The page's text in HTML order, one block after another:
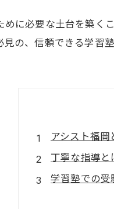
に必要な土台を築く
の、信頼できる学習
アシスト福岡
丁寧な指導と
学習塾での受
アシスト福